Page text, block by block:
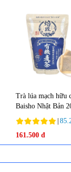
Trà lúa mạch hữu
Baisho Nhật Bản
161.500 đ